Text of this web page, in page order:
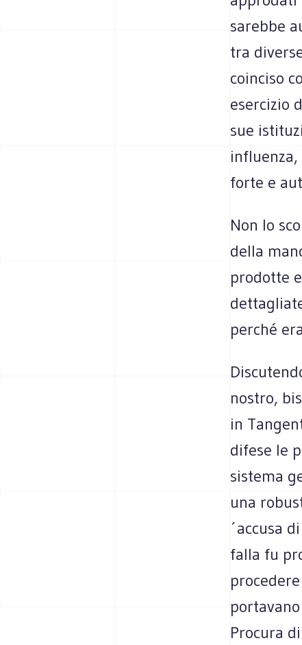
sarebbe
tra
coinciso
esercizio
sue
forte e
Non lo
della
prodotte
perché
nostro,
in
difese le
sistema
una
´accusa
falla fu
Procura